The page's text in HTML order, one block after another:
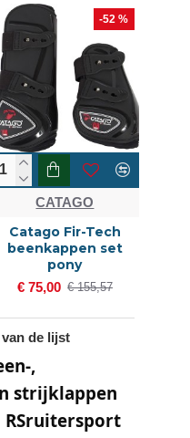
,
strijklappen
-52 %
CATAGO
Catago Fir-Tech
beenkappen set
pony
€ 75,00 € 155,57
de lijst